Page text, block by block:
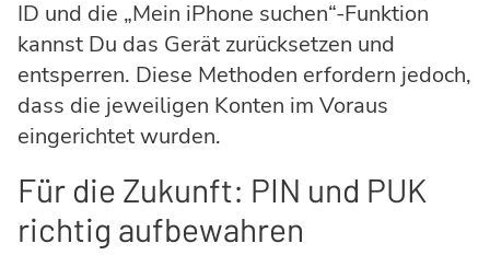
ID und die „Mein iPhone suchen“-Funktion
kannst Du das Gerät zurücksetzen und
entsperren. Diese Methoden erfordern jedoch,
dass die jeweiligen Konten im Voraus
eingerichtet wurden.
Für die Zukunft: PIN und PUK
richtig aufbewahren